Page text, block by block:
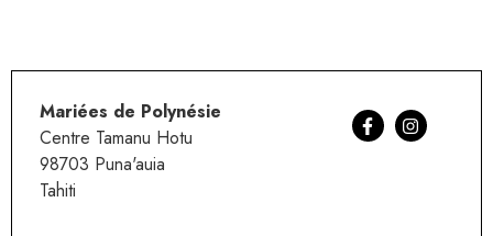
Mariées de Polynésie
Centre Tamanu Hotu
98703 Puna'auia
Tahiti